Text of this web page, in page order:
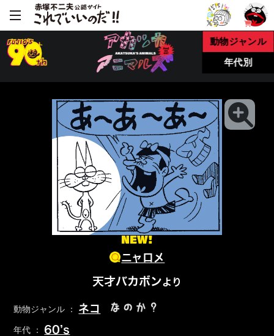
動物ジャンル
年代別
NEW!
ニャロメ
天才バカボンより
動物ジャンル ： ネコ なのか？
年代 ： 60’s